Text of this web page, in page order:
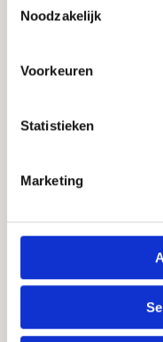
Noodzakelijk
Voorkeuren
Statistieken
Marketing
Naam(Vereist)
E-